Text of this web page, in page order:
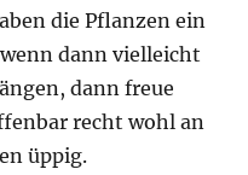
die Pflanzen ein
dann vielleicht
dann freue
recht wohl an
üppig.